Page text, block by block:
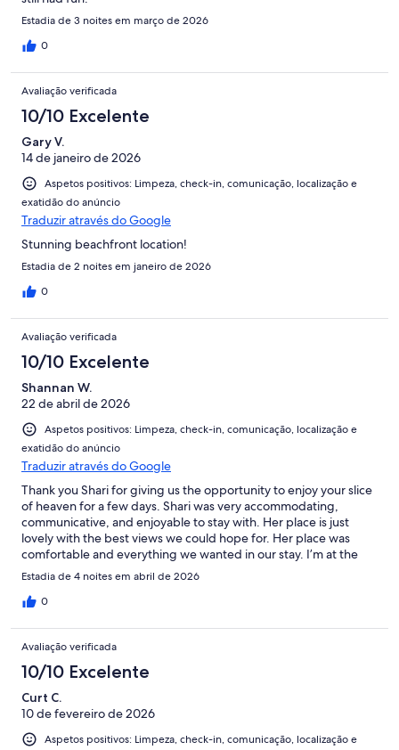
Estadia de 3 noites em março de 2026
0
Avaliação verificada
10/10 Excelente
Gary V.
14 de janeiro de 2026
Aspetos positivos: Limpeza, check-in, comunicação, localização e
exatidão do anúncio
Traduzir através do Google
Stunning beachfront location!
Estadia de 2 noites em janeiro de 2026
0
Avaliação verificada
10/10 Excelente
Shannan W.
22 de abril de 2026
Aspetos positivos: Limpeza, check-in, comunicação, localização e
exatidão do anúncio
Traduzir através do Google
Thank you Shari for giving us the opportunity to enjoy your slice
of heaven for a few days. Shari was very accommodating,
communicative, and enjoyable to stay with. Her place is just
lovely with the best views we could hope for. Her place was
comfortable and everything we wanted in our stay. I’m at the
airport getting ready to fly back home, contemplating going
again soon.
Estadia de 4 noites em abril de 2026
0
Avaliação verificada
10/10 Excelente
Curt C.
10 de fevereiro de 2026
Aspetos positivos: Limpeza, check-in, comunicação, localização e